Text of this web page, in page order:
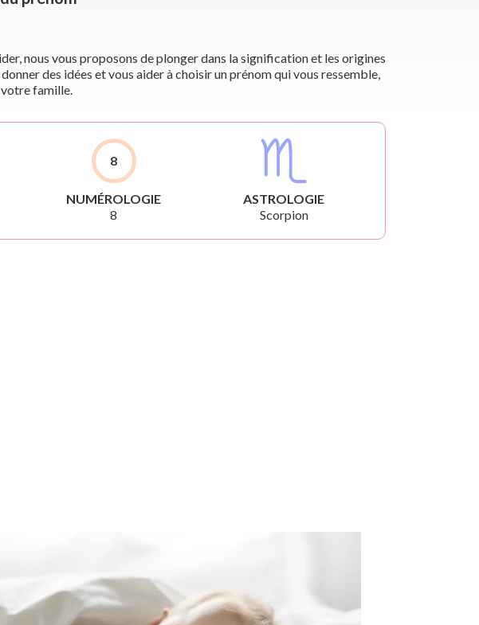
nous vous proposons de plonger dans la signification et les origines
des idées et vous aider à choisir un prénom qui vous ressemble,
famille.
8
NUMÉROLOGIE
8
ASTROLOGIE
Scorpion